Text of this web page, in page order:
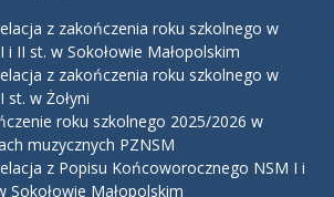
z zakończenia roku szkolnego w
i II st. w Sokołowie Małopolskim
z zakończenia roku szkolnego w
st. w Żołyni
roku szkolnego 2025/2026 w
muzycznych PZNSM
z Popisu Końcoworocznego NSM I i
Sokołowie Małopolskim